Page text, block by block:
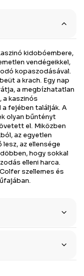
kidobóembere,
vendégeikkel,
kopaszodásával.
a krach. Egy nap
a megbízhatatlan
a kaszinós
fejében találják. A
olyan bűntényt
el. Miközben
az egyetlen
az ellensége
hogy sokkal
elleni harca.
szellemes és